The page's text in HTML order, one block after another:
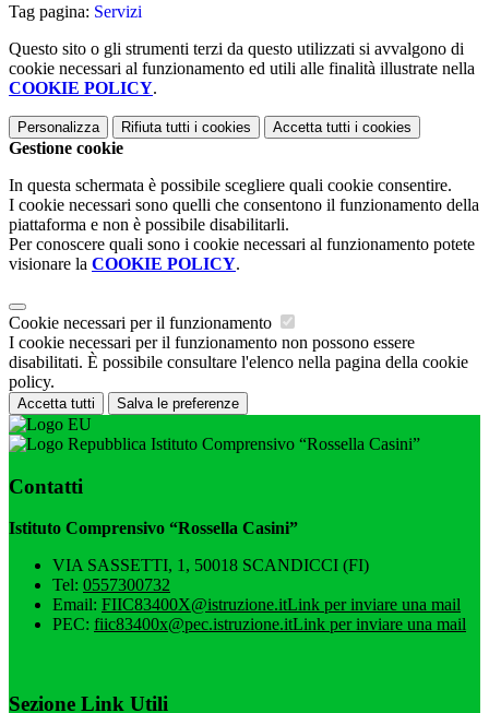
Tag pagina: Servizi
Questo sito o gli strumenti terzi da questo utilizzati si avvalgono di
cookie necessari al funzionamento ed utili alle finalità illustrate nella
COOKIE POLICY.
Personalizza Rifiuta tutti i cookies Accetta tutti i cookies
Gestione cookie
In questa schermata è possibile scegliere quali cookie consentire.
I cookie necessari sono quelli che consentono il funzionamento della
piattaforma e non è possibile disabilitarli.
Per conoscere quali sono i cookie necessari al funzionamento potete
visionare la COOKIE POLICY.
Cookie necessari per il funzionamento
I cookie necessari per il funzionamento non possono essere
disabilitati. È possibile consultare l'elenco nella pagina della cookie
policy.
Accetta tutti Salva le preferenze
Istituto Comprensivo “Rossella Casini”
Contatti
Istituto Comprensivo “Rossella Casini”
VIA SASSETTI, 1, 50018 SCANDICCI (FI)
Tel: 0557300732
Email: FIIC83400X@istruzione.itLink per inviare una mail
PEC: fiic83400x@pec.istruzione.itLink per inviare una mail
Sezione Link Utili